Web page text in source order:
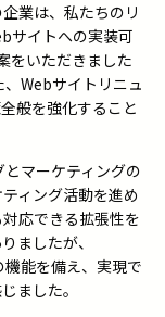
業は、私たちのリ
サイトへの実装可
をいただきました
Webサイトリニュ
般を強化すること
マーケティングの
ィング活動を進め
応できる拡張性を
ましたが、
能を備え、 実現で
ました。